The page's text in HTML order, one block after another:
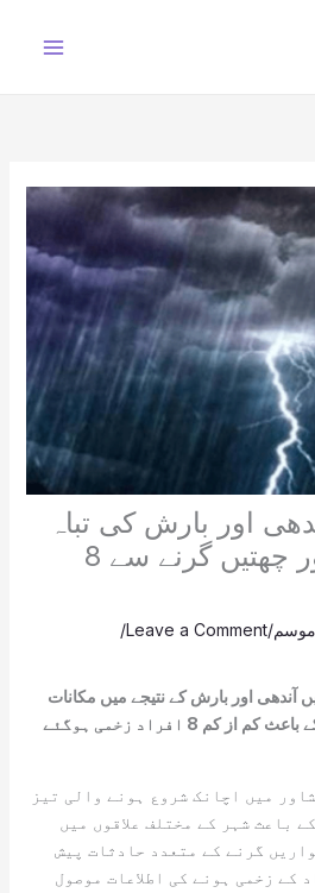
اور بارش کی تباہ
کاری، دیواریں اور چھتیں گرنے سے 8
موسم/
Leave a Comment
/
آندھی اور بارش کے نتیجے میں مکانات
کی چھتیں اور دیواریں گرنے کے باعث کم از کم 8 افراد زخمی ہوگئے
میں اچانک شروع ہونے والی تیز
باعث شہر کے مختلف علاقوں میں
گرنے کے متعدد حادثات پیش
کے زخمی ہونے کی اطلاعات موصول